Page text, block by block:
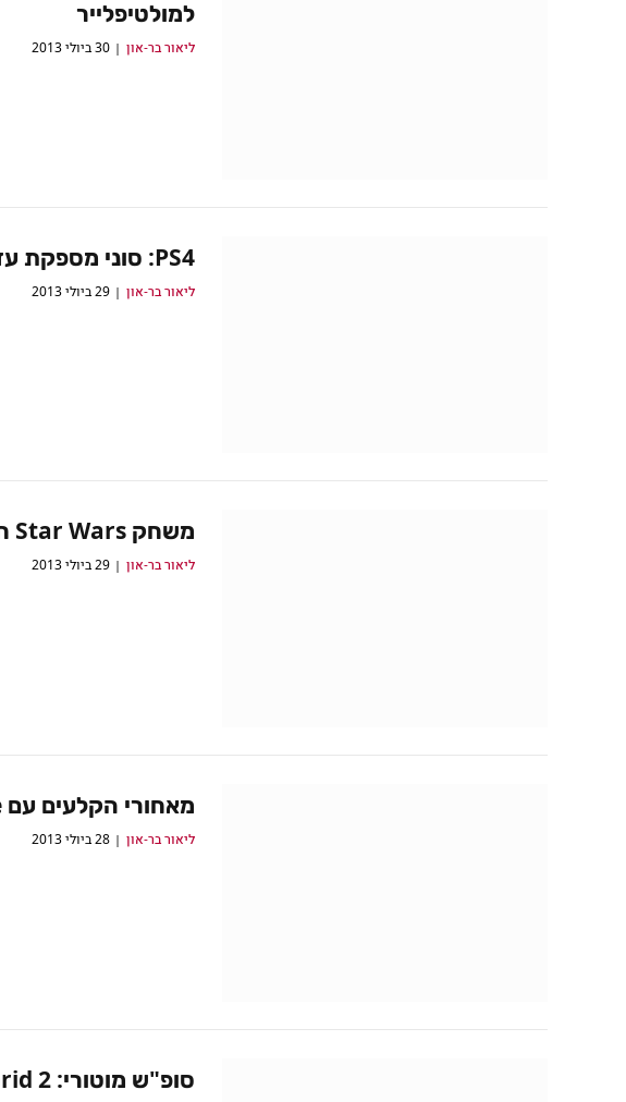
למולטיפלייר
ליאור בר-און 30 ביולי 2013
PS4: סוני מספקת עדכונים ופרטים חדשים
ליאור בר-און 29 ביולי 2013
משחק Star Wars חדש ??
ליאור בר-און 29 ביולי 2013
מאחורי הקלעים עם Ryse:Son of Rome
ליאור בר-און 28 ביולי 2013
סופ"ש מוטורי: F1 2013 , WRC 4 , Grid 2 ועוד ..